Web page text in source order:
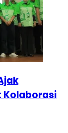
Kolaborasi